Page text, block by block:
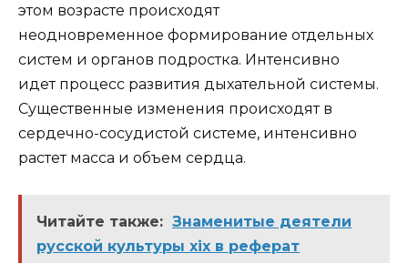
этом возрасте происходят
неодновременное формирование отдельных
систем и органов подростка. Интенсивно
идет процесс развития дыхательной системы.
Существенные изменения происходят в
сердечно-сосудистой системе, интенсивно
растет масса и объем сердца.
Читайте также: Знаменитые деятели
русской культуры xix в реферат